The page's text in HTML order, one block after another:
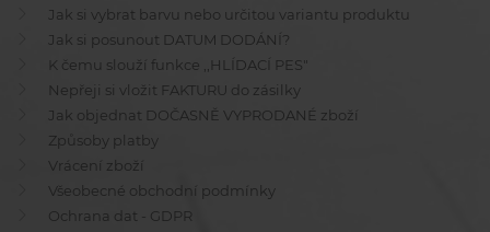
Jak si vybrat barvu nebo určitou variantu produktu
Jak si posunout DATUM DODÁNÍ?
K čemu slouží funkce ,,HLÍDACÍ PES"
Nepřeji si vložit FAKTURU do zásilky
Jak objednat DOČASNĚ VYPRODANÉ zboží
Způsoby platby
Vrácení zboží
Všeobecné obchodní podmínky
Ochrana dat - GDPR